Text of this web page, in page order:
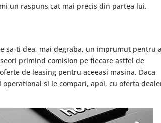
un raspuns cat mai precis din partea lui.
sa-ti dea, mai degraba, un imprumut pentru a
primind comision pe fiecare astfel de
de leasing pentru aceeasi masina. Daca
si le compari, apoi, cu oferta